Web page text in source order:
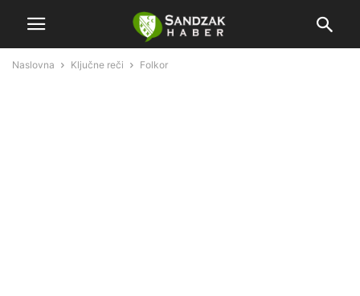
Naslovna Ključne reči Folkor